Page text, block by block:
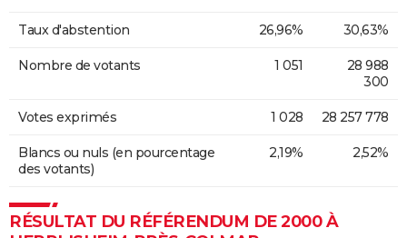
Taux d'abstention 26,96% 30,63%
Nombre de votants 1 051
28 988
300
Votes exprimés 1 028 28 257 778
Blancs ou nuls (en pourcentage
des votants)
2,19% 2,52%
RÉSULTAT DU RÉFÉRENDUM DE 2000 À